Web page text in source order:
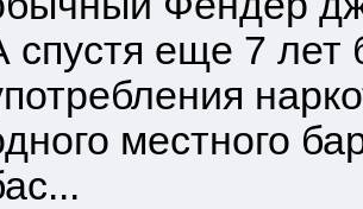
спустя еще 7 лет
местного